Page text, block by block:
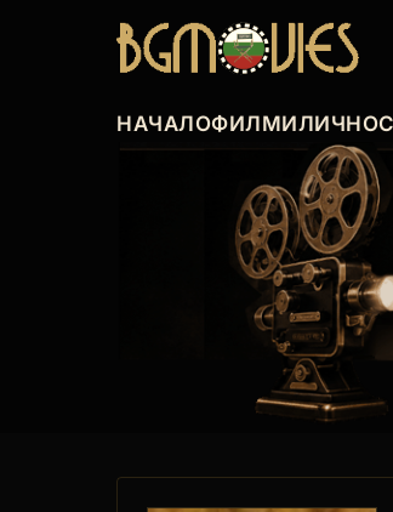
НАЧАЛОФИЛМИ